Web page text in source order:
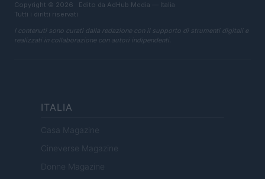
Copyright © 2026 · Edito da AdHub Media — Italia
Tutti i diritti riservati
I contenuti sono curati dalla redazione con il supporto di strumenti digitali e
realizzati in collaborazione con autori indipendenti.
ITALIA
Casa Magazine
Cineverse Magazine
Donne Magazine